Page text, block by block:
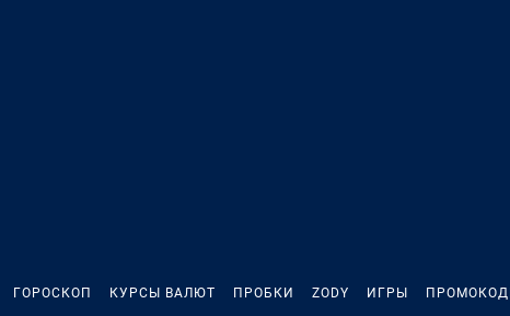
ГОРОСКОП КУРСЫ ВАЛЮТ ПРОБКИ ZODY ИГРЫ